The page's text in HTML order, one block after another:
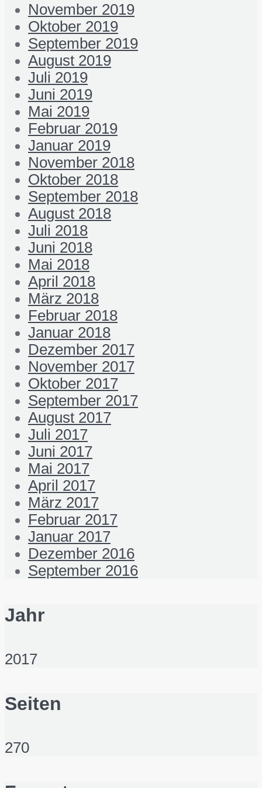
November 2019
Oktober 2019
September 2019
August 2019
Juli 2019
Juni 2019
Mai 2019
Februar 2019
Januar 2019
November 2018
Oktober 2018
September 2018
August 2018
Juli 2018
Juni 2018
Mai 2018
April 2018
März 2018
Februar 2018
Januar 2018
Dezember 2017
November 2017
Oktober 2017
September 2017
August 2017
Juli 2017
Juni 2017
Mai 2017
April 2017
März 2017
Februar 2017
Januar 2017
Dezember 2016
September 2016
Jahr
2017
Seiten
270